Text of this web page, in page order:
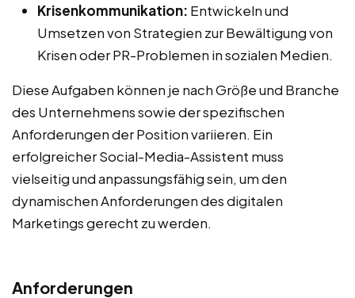
Krisenkommunikation: Entwickeln und
Umsetzen von Strategien zur Bewältigung von
Krisen oder PR-Problemen in sozialen Medien.
Diese Aufgaben können je nach Größe und Branche
des Unternehmens sowie der spezifischen
Anforderungen der Position variieren. Ein
erfolgreicher Social-Media-Assistent muss
vielseitig und anpassungsfähig sein, um den
dynamischen Anforderungen des digitalen
Marketings gerecht zu werden.
Anforderungen